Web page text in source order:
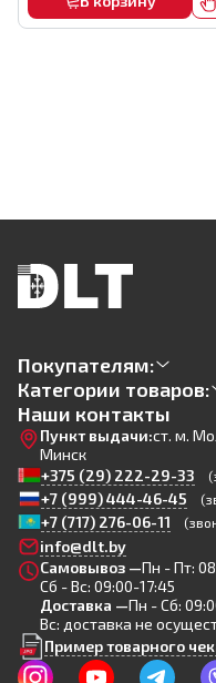
Покупателям:
Категории товаров:
Наши контакты
Пункт выдачи:ст. м.
Минск
+375 (29) 222-29-33
+7 (999) 444-46-45
+7 (717) 276-06-11
info@dlt.by
Самовывоз —Пн - Пт:
Сб - Вс: 09:00-17:45
Доставка —Пн - Сб:
Вс: доставка не
Пример товарного